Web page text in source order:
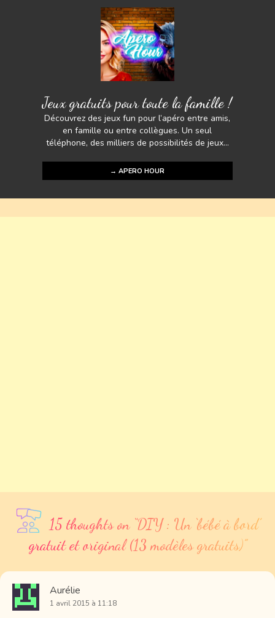
Jeux gratuits pour toute la famille !
Découvrez des jeux fun pour l’apéro entre amis,
en famille ou entre collègues. Un seul
téléphone, des milliers de possibilités de jeux...
→ APERO HOUR
15 thoughts on “DIY : Un ‘bébé à bord’
gratuit et original (13 modèles gratuits)”
Aurélie
1 avril 2015 à 11:18